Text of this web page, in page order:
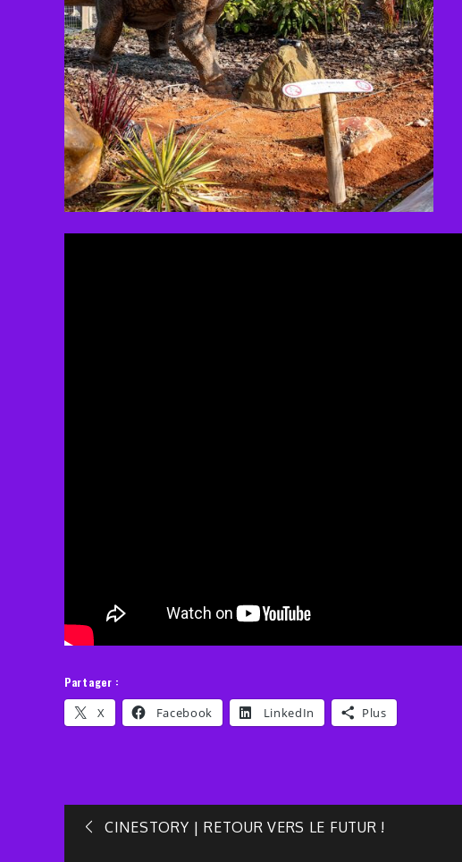
Partager :
X Facebook LinkedIn Plus
Navigation
CINESTORY | RETOUR VERS LE FUTUR !